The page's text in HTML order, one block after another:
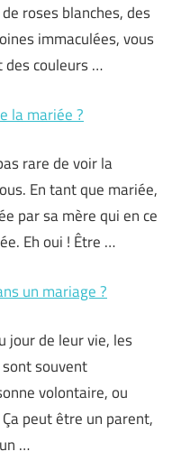
roses blanches, des
immaculées, vous
des couleurs …
la mariée ?
rare de voir la
En tant que mariée,
par sa mère qui en ce
Eh oui ! Être …
un mariage ?
jour de leur vie, les
souvent
volontaire, ou
peut être un parent,
…